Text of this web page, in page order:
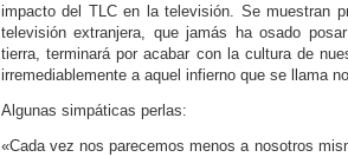
impacto del TLC en la televisión. Se muestran
televisión extranjera, que jamás ha osado
tierra, terminará por acabar con la cultura de
irremediablemente a aquel infierno que se llama
Algunas simpáticas perlas:
«Cada vez nos parecemos menos a nosotros